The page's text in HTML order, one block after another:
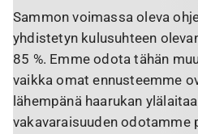
Sammon voimassa oleva
yhdistetyn kulusuhteen
85 %. Emme odota tähän
vaikka omat ennusteemme
lähempänä haarukan
vakavaraisuuden odotamme